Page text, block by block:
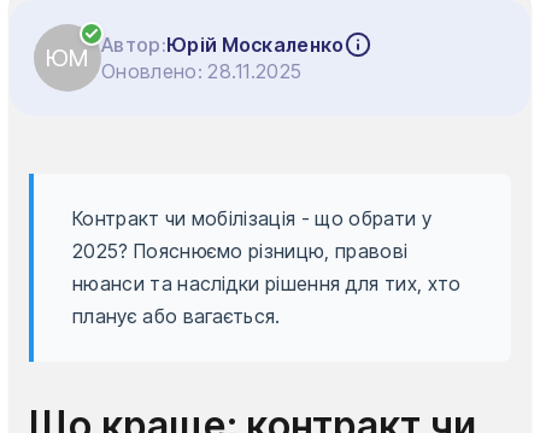
ЮМ Автор:Юрій Москаленко
Оновлено:28.11.2025
Контракт чи мобілізація - що обрати у
2025? Пояснюємо різницю, правові
нюанси та наслідки рішення для тих, хто
планує або вагається.